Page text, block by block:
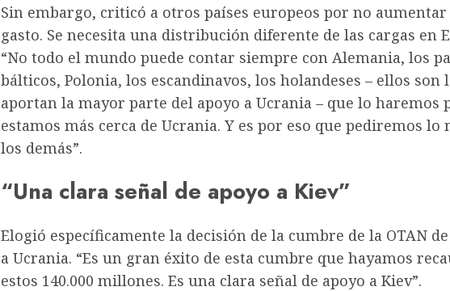
Sin embargo, criticó a otros países europeos por no
gasto. Se necesita una distribución diferente de las cargas en
“No todo el mundo puede contar siempre con Alemania, los
bálticos, Polonia, los escandinavos, los holandeses – ellos son
aportan la mayor parte del apoyo a Ucrania – que lo haremos
estamos más cerca de Ucrania. Y es por eso que pediremos lo
los demás”.
“Una clara señal de apoyo a Kiev”
Elogió específicamente la decisión de la cumbre de la OTAN
a Ucrania. “Es un gran éxito de esta cumbre que hayamos
estos 140.000 millones. Es una clara señal de apoyo a Kiev”.